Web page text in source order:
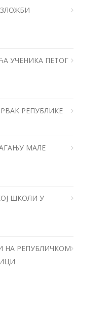
УЧЕНИКА ПЕТОГ
РЕПУБЛИКЕ
МАЛЕ
ШКОЛИ У
НА РЕПУБЛИЧКОМ